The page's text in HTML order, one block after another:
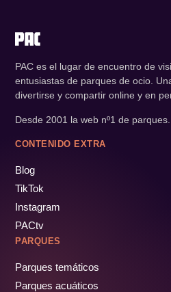
PAC es el lugar de encuentro de
entusiastas de parques de ocio.
divertirse y compartir online y en
Desde 2001 la web nº1 de parques.
CONTENIDO EXTRA
Blog
TikTok
Instagram
PACtv
PARQUES
Parques temáticos
Parques acuáticos